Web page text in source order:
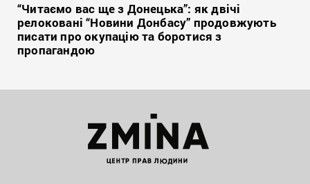
“Читаємо вас ще з Донецька”: як двічі
релоковані “Новини Донбасу” продовжують
писати про окупацію та боротися з
пропагандою